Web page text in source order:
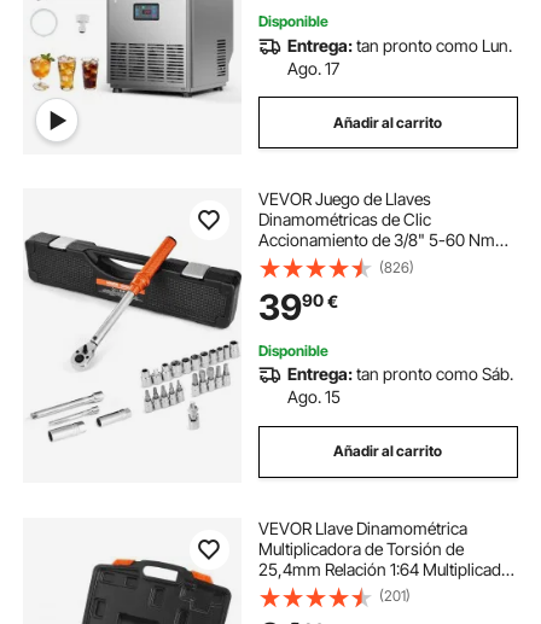
Disponible
Entrega:tan pronto como Lun.
Ago. 17
Añadir al carrito
VEVOR Juego de Llaves
Dinamométricas de Clic
Accionamiento de 3/8" 5-60 Nm
Bidireccional 72 Dientes con Vasos,
Puntas, Barra de Extensión, Vasos
para Bujías y Adaptador ±3 % de
Precisión Naranja
(826)
3990€
Disponible
Entrega:tan pronto como Sáb.
Ago. 15
Añadir al carrito
VEVOR Llave Dinamométrica
Multiplicadora de Torsión de
25,4mm Relación 1:64 Multiplicador
de Fuerza con 8 Vasos Caja
Multiplicadora de Torsión de Acero
(201)